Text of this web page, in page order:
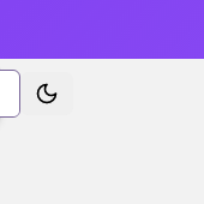
Alterna tema